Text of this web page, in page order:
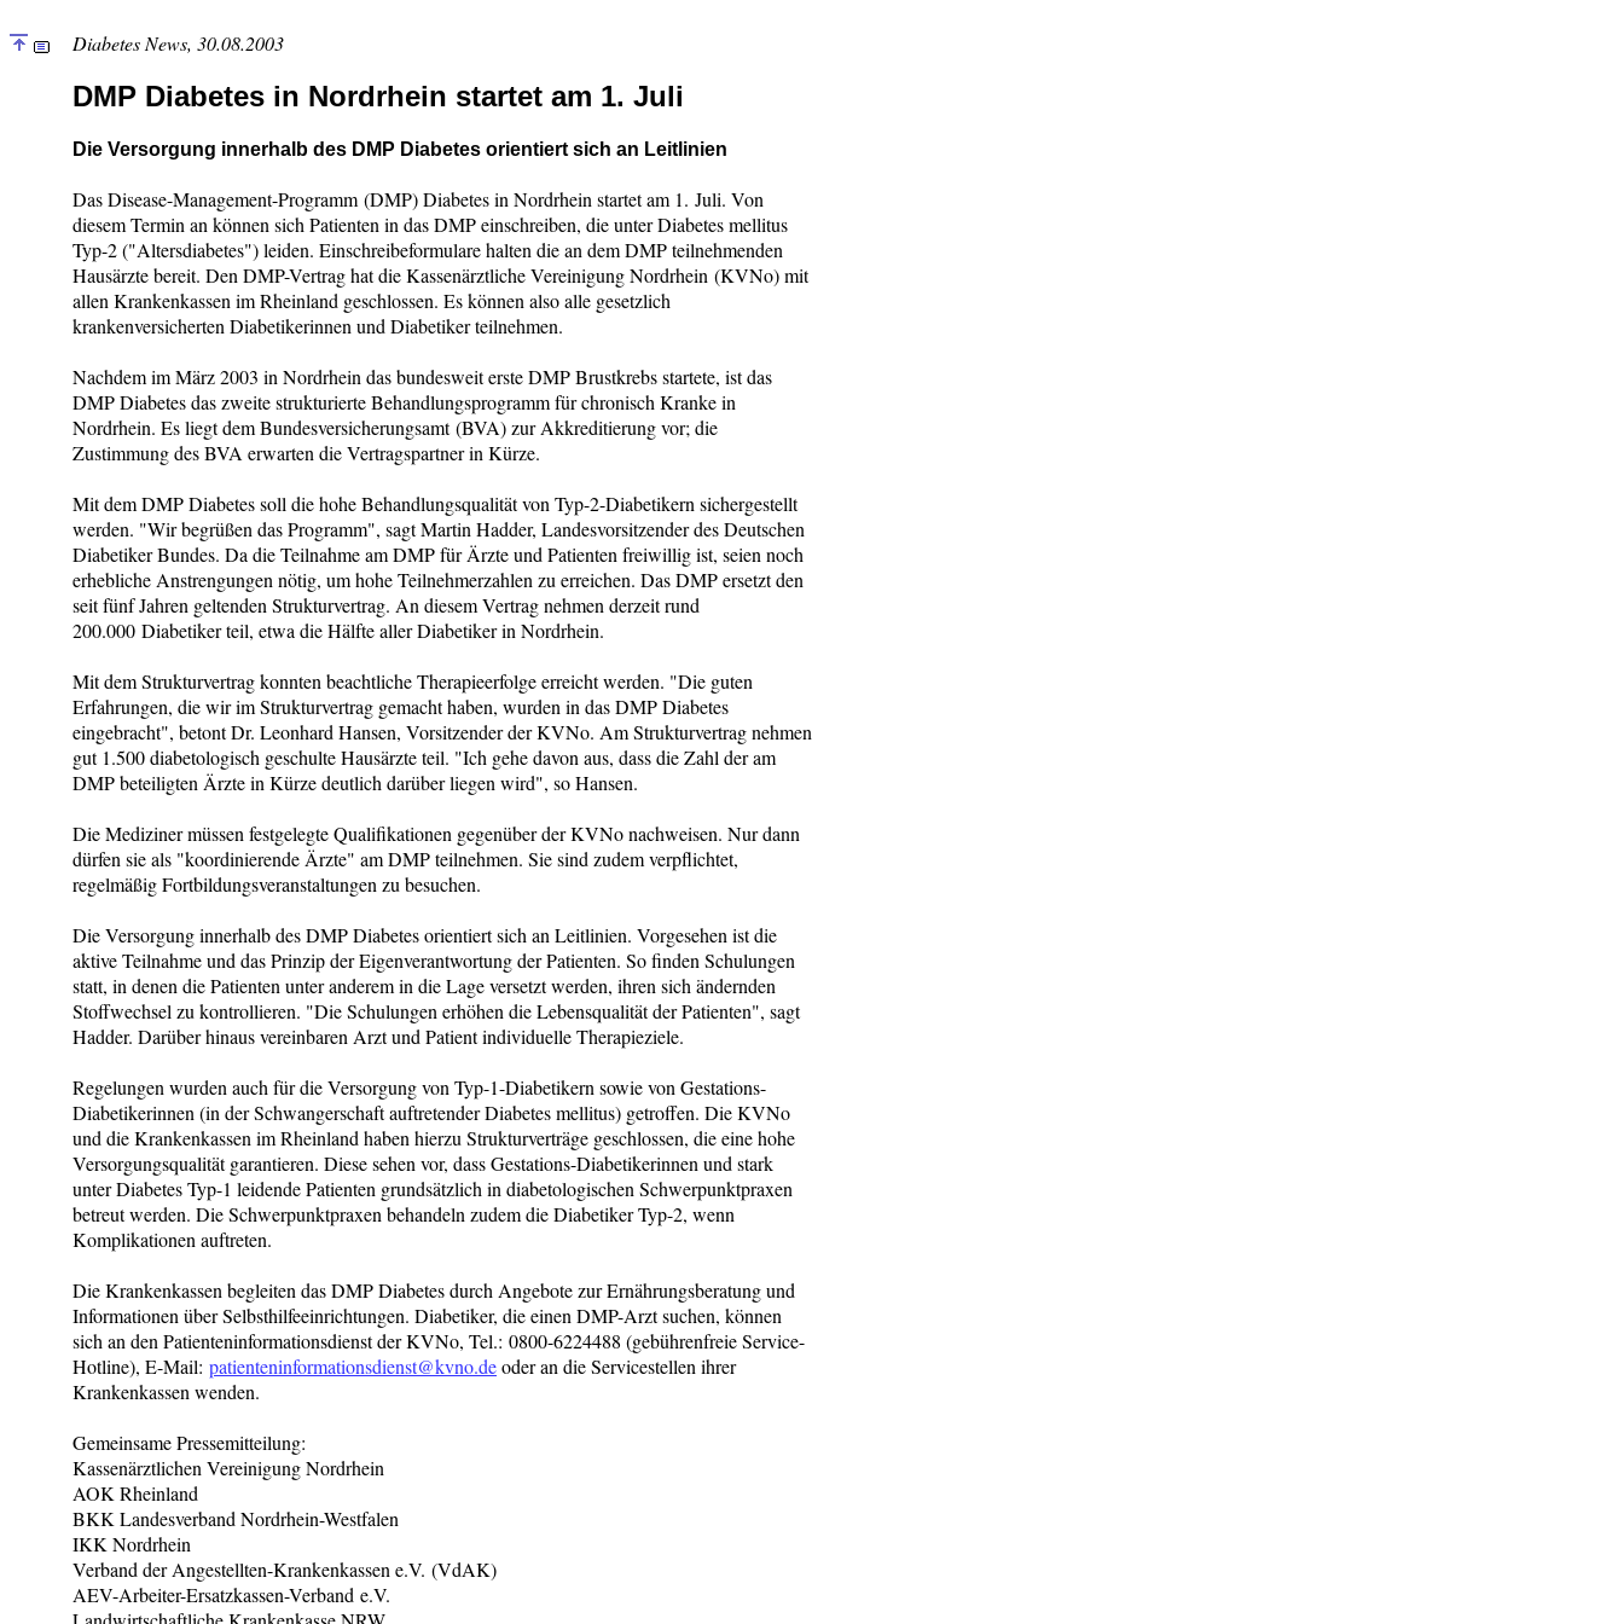
Diabetes News, 30.08.2003
DMP Diabetes in Nordrhein startet am 1. Juli
Die Versorgung innerhalb des DMP Diabetes orientiert sich an Leitlinien
Das Disease-Management-Programm (DMP) Diabetes in Nordrhein startet am 1. Juli. Von
diesem Termin an können sich Patienten in das DMP einschreiben, die unter Diabetes mellitus
Typ-2 ("Altersdiabetes") leiden. Einschreibeformulare halten die an dem DMP teilnehmenden
Hausärzte bereit. Den DMP-Vertrag hat die Kassenärztliche Vereinigung Nordrhein (KVNo) mit
allen Krankenkassen im Rheinland geschlossen. Es können also alle gesetzlich
krankenversicherten Diabetikerinnen und Diabetiker teilnehmen.
Nachdem im März 2003 in Nordrhein das bundesweit erste DMP Brustkrebs startete, ist das
DMP Diabetes das zweite strukturierte Behandlungsprogramm für chronisch Kranke in
Nordrhein. Es liegt dem Bundesversicherungsamt (BVA) zur Akkreditierung vor; die
Zustimmung des BVA erwarten die Vertragspartner in Kürze.
Mit dem DMP Diabetes soll die hohe Behandlungsqualität von Typ-2-Diabetikern sichergestellt
werden. "Wir begrüßen das Programm", sagt Martin Hadder, Landesvorsitzender des Deutschen
Diabetiker Bundes. Da die Teilnahme am DMP für Ärzte und Patienten freiwillig ist, seien noch
erhebliche Anstrengungen nötig, um hohe Teilnehmerzahlen zu erreichen. Das DMP ersetzt den
seit fünf Jahren geltenden Strukturvertrag. An diesem Vertrag nehmen derzeit rund
200.000 Diabetiker teil, etwa die Hälfte aller Diabetiker in Nordrhein.
Mit dem Strukturvertrag konnten beachtliche Therapieerfolge erreicht werden. "Die guten
Erfahrungen, die wir im Strukturvertrag gemacht haben, wurden in das DMP Diabetes
eingebracht", betont Dr. Leonhard Hansen, Vorsitzender der KVNo. Am Strukturvertrag nehmen
gut 1.500 diabetologisch geschulte Hausärzte teil. "Ich gehe davon aus, dass die Zahl der am
DMP beteiligten Ärzte in Kürze deutlich darüber liegen wird", so Hansen.
Die Mediziner müssen festgelegte Qualifikationen gegenüber der KVNo nachweisen. Nur dann
dürfen sie als "koordinierende Ärzte" am DMP teilnehmen. Sie sind zudem verpflichtet,
regelmäßig Fortbildungsveranstaltungen zu besuchen.
Die Versorgung innerhalb des DMP Diabetes orientiert sich an Leitlinien. Vorgesehen ist die
aktive Teilnahme und das Prinzip der Eigenverantwortung der Patienten. So finden Schulungen
statt, in denen die Patienten unter anderem in die Lage versetzt werden, ihren sich ändernden
Stoffwechsel zu kontrollieren. "Die Schulungen erhöhen die Lebensqualität der Patienten", sagt
Hadder. Darüber hinaus vereinbaren Arzt und Patient individuelle Therapieziele.
Regelungen wurden auch für die Versorgung von Typ-1-Diabetikern sowie von Gestations-
Diabetikerinnen (in der Schwangerschaft auftretender Diabetes mellitus) getroffen. Die KVNo
und die Krankenkassen im Rheinland haben hierzu Strukturverträge geschlossen, die eine hohe
Versorgungsqualität garantieren. Diese sehen vor, dass Gestations-Diabetikerinnen und stark
unter Diabetes Typ-1 leidende Patienten grundsätzlich in diabetologischen Schwerpunktpraxen
betreut werden. Die Schwerpunktpraxen behandeln zudem die Diabetiker Typ-2, wenn
Komplikationen auftreten.
Die Krankenkassen begleiten das DMP Diabetes durch Angebote zur Ernährungsberatung und
Informationen über Selbsthilfeeinrichtungen. Diabetiker, die einen DMP-Arzt suchen, können
sich an den Patienteninformationsdienst der KVNo, Tel.: 0800-6224488 (gebührenfreie Service-
Hotline), E-Mail: patienteninformationsdienst@kvno.deoder an die Servicestellen ihrer
Krankenkassen wenden.
Gemeinsame Pressemitteilung:
Kassenärztlichen Vereinigung Nordrhein
AOK Rheinland
BKK Landesverband Nordrhein-Westfalen
IKK Nordrhein
Verband der Angestellten-Krankenkassen e.V. (VdAK)
AEV-Arbeiter-Ersatzkassen-Verband e.V.